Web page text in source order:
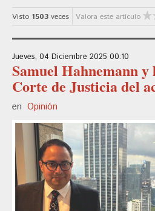
Visto 1503 veces Valora este artículo
Jueves, 04 Diciembre 2025 00:10
Samuel Hahnemann y
Corte de Justicia del
en Opinión